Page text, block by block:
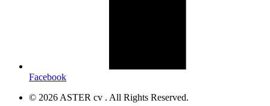
Facebook
© 2026 ASTER cv . All Rights Reserved.